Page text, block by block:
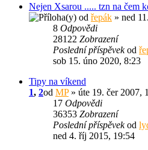
Nejen Xsarou ..... tzn na čem
od řepák » ned
8 Odpovědi
28122 Zobrazení
Poslední příspěvekod
sob 15. úno 2020, 8:23
Tipy na víkend
1, 2od MP» úte 19. čer 2007,
17 Odpovědi
36353 Zobrazení
Poslední příspěvekod
ned 4. říj 2015, 19:54